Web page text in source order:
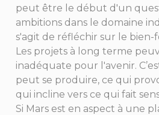
peut être le début d'un
ambitions dans le domaine
s'agit de réfléchir sur le bien-
Les projets à long terme
inadéquate pour l'avenir.
peut se produire, ce qui
qui incline vers ce qui fait
Si Mars est en aspect à une